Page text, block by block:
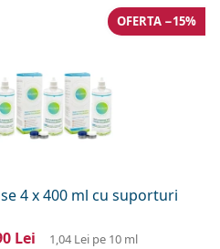
4 x 400 ml cu suporturi
OFERTA −15%
Lei 1,04 Leipe 10 ml